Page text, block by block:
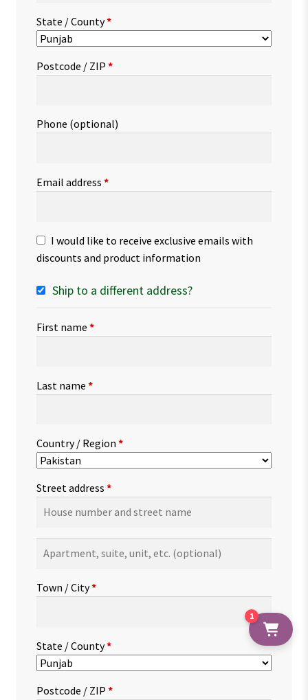
State / County*
Postcode / ZIP *
Phone (optional)
Email address *
I would like to receive exclusive emails with
discounts and product information
Ship to a different address?
First name *
Last name *
Country / Region *
Street address *
suite,
etc.(optional)
Town / City*
State / County*
Postcode / ZIP *
1